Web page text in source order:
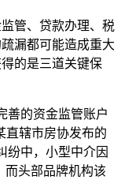
管、贷款办理、税
漏都可能造成重大
的是三道关键保
善的资金监管账户
直辖市房协发布的
纷中，小型中介因
而头部品牌机构该